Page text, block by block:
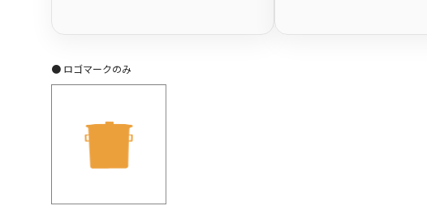
● ロゴマークのみ